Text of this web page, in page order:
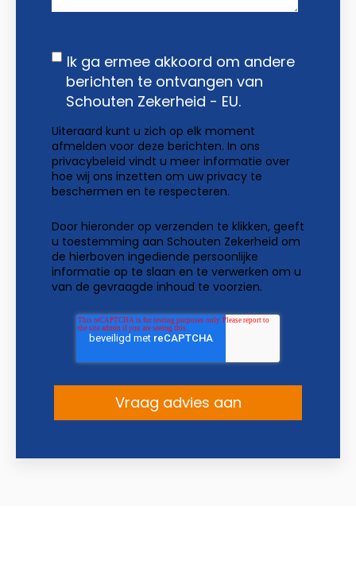
Ik ga ermee akkoord om andere
berichten te ontvangen van
Schouten Zekerheid - EU.
Uiteraard kunt u zich op elk moment
afmelden voor deze berichten. In ons
privacybeleid vindt u meer informatie over
hoe wij ons inzetten om uw privacy te
beschermen en te respecteren.
Door hieronder op verzenden te klikken, geeft
u toestemming aan Schouten Zekerheid om
de hierboven ingediende persoonlijke
informatie op te slaan en te verwerken om u
van de gevraagde inhoud te voorzien.